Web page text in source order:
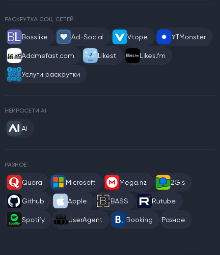
РАСКРУТКА СОЦ. СЕТЕЙ
Bosslike Ad-Social Vtope YTMonster
Addmefast.com Likest Likes.fm
Услуги раскрутки
НЕЙРОСЕТИ AI
AI
РАЗНОЕ
Quora Microsoft Mega.nz 2Gis
Github Apple BASS Rutube
Spotify UserAgent Booking Разное